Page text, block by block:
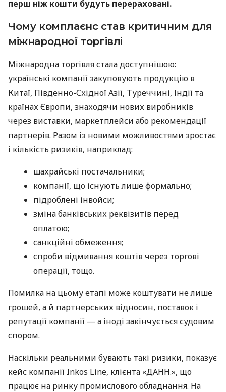
перш ніж кошти будуть перераховані.
Чому комплаєнс став критичним для
міжнародної торгівлі
Міжнародна торгівля стала доступнішою:
українські компанії закуповують продукцію в
Китаї, Південно-Східної Азії, Туреччині, Індії та
країнах Європи, знаходячи нових виробників
через виставки, маркетплейси або рекомендації
партнерів. Разом із новими можливостями зростає
і кількість ризиків, наприклад:
шахрайські постачальники;
компанії, що існують лише формально;
підроблені інвойси;
зміна банківських реквізитів перед
оплатою;
санкційні обмеження;
спроби відмивання коштів через торгові
операції, тощо.
Помилка на цьому етапі може коштувати не лише
грошей, а й партнерських відносин, поставок і
репутації компанії — а іноді закінчується судовим
спором.
Наскільки реальними бувають такі ризики, показує
кейс компанії Inkos Line, клієнта «ДАНН.», що
працює на ринку промислового обладнання. На